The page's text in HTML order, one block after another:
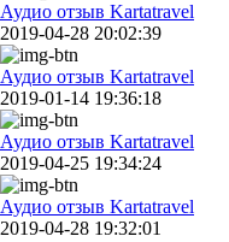
Аудио отзыв Kartatravel
2019-04-28 20:02:39
Аудио отзыв Kartatravel
2019-01-14 19:36:18
Аудио отзыв Kartatravel
2019-04-25 19:34:24
Аудио отзыв Kartatravel
2019-04-28 19:32:01